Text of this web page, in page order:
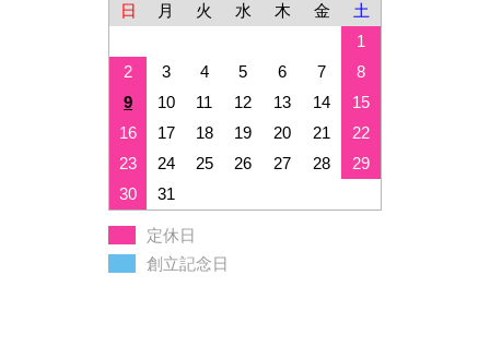
日
月 火 水 木 金
土
1
2
3 4 5 6 7
8
9
10 11 12 13 14
15
16
17 18 19 20 21
22
23
24 25 26 27 28
29
30
31
定休日
創立記念日